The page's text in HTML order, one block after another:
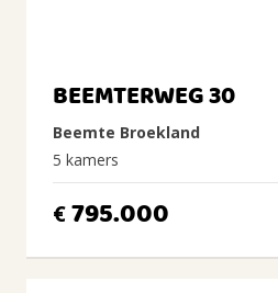
BEEMTERWEG 30
Beemte Broekland
5 kamers
€795.000